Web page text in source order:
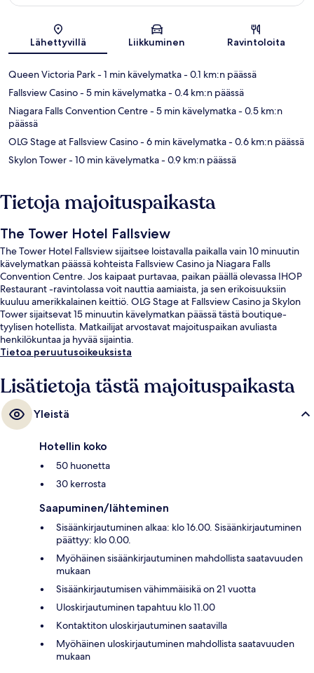
Kartta
Lähettyvillä Liikkuminen Ravintoloita
Queen Victoria Park- 1 min kävelymatka- 0.1 km:n päässä
Fallsview Casino- 5 min kävelymatka- 0.4 km:n päässä
Niagara Falls Convention Centre- 5 min kävelymatka- 0.5 km:n
päässä
OLG Stage at Fallsview Casino- 6 min kävelymatka- 0.6 km:n päässä
Skylon Tower- 10 min kävelymatka- 0.9 km:n päässä
Tietoja majoituspaikasta
The Tower Hotel Fallsview
The Tower Hotel Fallsview sijaitsee loistavalla paikalla vain 10 minuutin
kävelymatkan päässä kohteista Fallsview Casino ja Niagara Falls
Convention Centre. Jos kaipaat purtavaa, paikan päällä olevassa IHOP
Restaurant -ravintolassa voit nauttia aamiaista, ja sen erikoisuuksiin
kuuluu amerikkalainen keittiö. OLG Stage at Fallsview Casino ja Skylon
Tower sijaitsevat 15 minuutin kävelymatkan päässä tästä boutique-
tyylisen hotellista. Matkailijat arvostavat majoituspaikan avuliasta
henkilökuntaa ja hyvää sijaintia.
Tietoa peruutusoikeuksista
Lisätietoja tästä majoituspaikasta
Yleistä
Hotellin koko
50 huonetta
30 kerrosta
Saapuminen/lähteminen
Sisäänkirjautuminen alkaa: klo 16.00. Sisäänkirjautuminen
päättyy: klo 0.00.
Myöhäinen sisäänkirjautuminen mahdollista saatavuuden
mukaan
Sisäänkirjautumisen vähimmäisikä on 21 vuotta
Uloskirjautuminen tapahtuu klo 11.00
Kontaktiton uloskirjautuminen saatavilla
Myöhäinen uloskirjautuminen mahdollista saatavuuden
mukaan